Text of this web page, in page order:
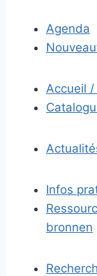
Agenda
Accueil /
Infos
bronnen